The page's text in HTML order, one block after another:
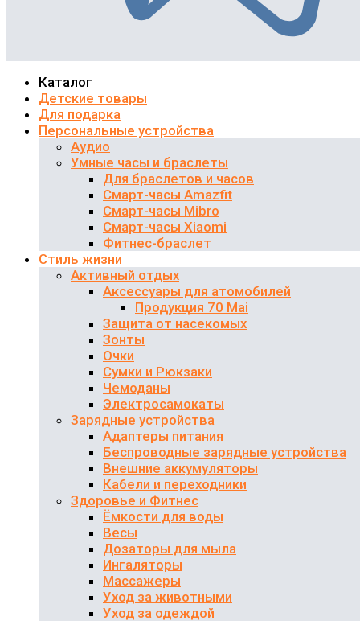
Каталог
Детские товары
Для подарка
Персональные устройства
Аудио
Умные часы и браслеты
Для браслетов и часов
Смарт-часы Amazfit
Смарт-часы Mibro
Смарт-часы Xiaomi
Фитнес-браслет
Стиль жизни
Активный отдых
Аксессуары для атомобилей
Продукция 70 Mai
Защита от насекомых
Зонты
Очки
Сумки и Рюкзаки
Чемоданы
Электросамокаты
Зарядные устройства
Адаптеры питания
Беспроводные зарядные устройства
Внешние аккумуляторы
Кабели и переходники
Здоровье и Фитнес
Ёмкости для воды
Весы
Дозаторы для мыла
Ингаляторы
Массажеры
Уход за животными
Уход за одеждой